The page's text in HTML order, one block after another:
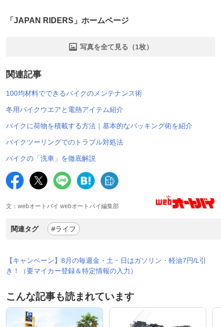
「JAPAN RIDERS」ホームページ
写真を全て見る（1枚）
関連記事
100均材料でできるバイクのメンテナンス術
冬用バイクウエアと電熱アイテム紹介
バイクに荷物を積載する方法｜基本的なパッキング術を紹介
バイクツーリングでのトラブル対処法
バイクの「洗車」を徹底解説
文：webオートバイ webオートバイ編集部
関連タグ #ライフ
【キャンペーン】8月の毎週金・土・日はガソリン・軽油7円/L引
き！（要マイカー登録＆特定情報の入力）
こんな記事も読まれています